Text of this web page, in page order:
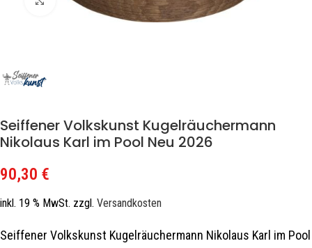
Seiffener Volkskunst Kugelräuchermann
Nikolaus Karl im Pool Neu 2026
90,30 €
inkl. 19 % MwSt. zzgl. Versandkosten
Seiffener Volkskunst Kugelräuchermann Nikolaus Karl im Pool